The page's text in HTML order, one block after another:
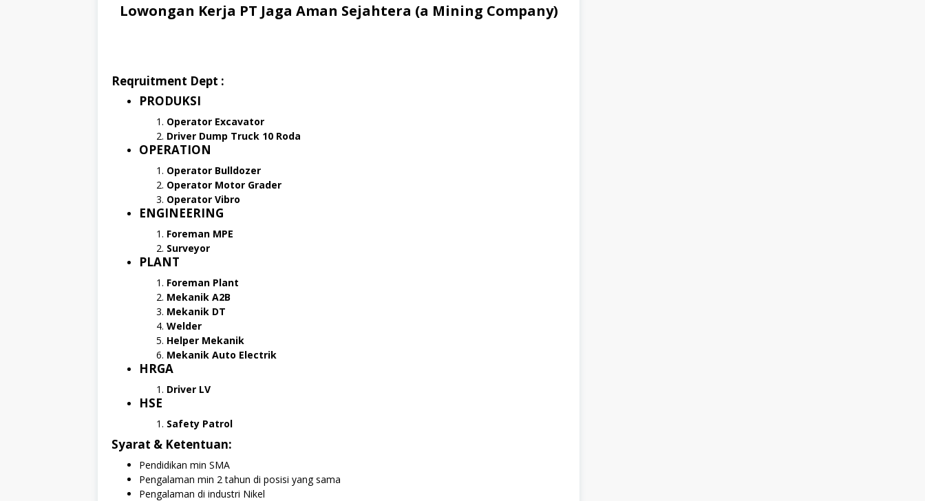
Lowongan Kerja PT Jaga Aman Sejahtera (a Mining Company)
Reqruitment Dept :
PRODUKSI
Operator Excavator
Driver Dump Truck 10 Roda
OPERATION
Operator Bulldozer
Operator Motor Grader
Operator Vibro
ENGINEERING
Foreman MPE
Surveyor
PLANT
Foreman Plant
Mekanik A2B
Mekanik DT
Welder
Helper Mekanik
Mekanik Auto Electrik
HRGA
Driver LV
HSE
Safety Patrol
Syarat & Ketentuan:
Pendidikan min SMA
Pengalaman min 2 tahun di posisi yang sama
Pengalaman di industri Nikel